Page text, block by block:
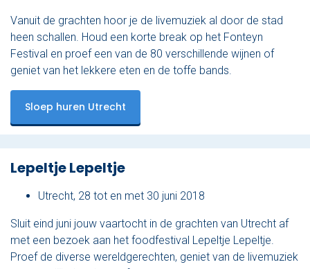
Vanuit de grachten hoor je de livemuziek al door de stad
heen schallen. Houd een korte break op het Fonteyn
Festival en proef een van de 80 verschillende wijnen of
geniet van het lekkere eten en de toffe bands.
Sloep huren Utrecht
Lepeltje Lepeltje
Utrecht, 28 tot en met 30 juni 2018
Sluit eind juni jouw vaartocht in de grachten van Utrecht af
met een bezoek aan het foodfestival Lepeltje Lepeltje.
Proef de diverse wereldgerechten, geniet van de livemuziek